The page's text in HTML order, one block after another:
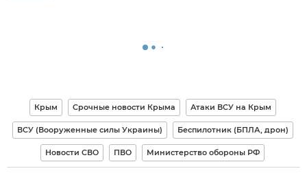
Крым Срочные новости Крыма Атаки ВСУ на Крым
ВСУ (Вооруженные силы Украины) Беспилотник (БПЛА, дрон)
Новости СВО ПВО Министерство обороны РФ